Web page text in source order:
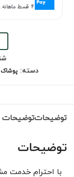
۴ قسط ماهانه. بدون سود، چک و ضامن.
دسته: پوشاک
توضیحاتتوضیحات
توضیحات
با احترام خدمت